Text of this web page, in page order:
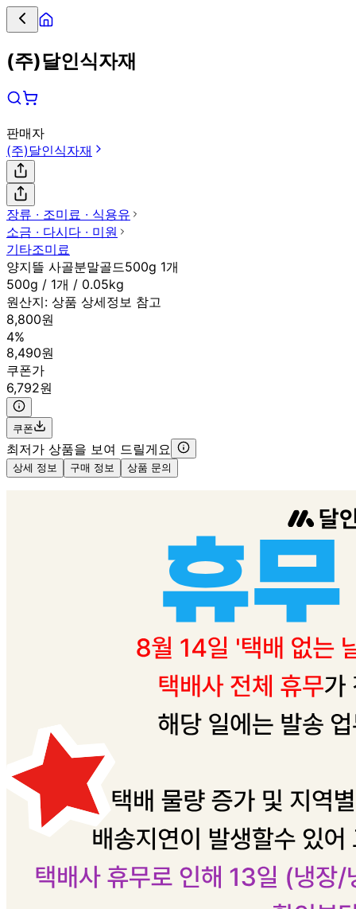
(주)달인식자재
판매자
(주)달인식자재
장류 ∙ 조미료 ∙ 식용유
소금 ∙ 다시다 ∙ 미원
기타조미료
양지뜰 사골분말골드500g 1개
500g / 1개 / 0.05kg
원산지: 상품 상세정보 참고
8,800원
4%
8,490원
쿠폰가
6,792원
쿠폰
최저가 상품을 보여 드릴게요
상세 정보 구매 정보 상품 문의